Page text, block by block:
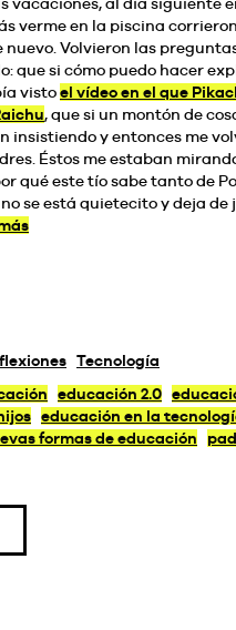
vacaciones, al día siguiente
verme en la piscina
nuevo. Volvieron las
que si cómo puedo hacer
vistoel vídeo en el que
, que si un montón de
insistiendo y entonces me
Éstos me estaban
qué este tío sabe tanto de
no se está quietecito y deja de
Tecnología
educación 2.0
educación en la
formas de educación